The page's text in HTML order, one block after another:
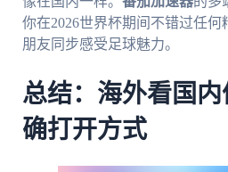
你在2026世界杯期间不错过任何
朋友同步感受足球魅力。
总结：海外看国
确打开方式